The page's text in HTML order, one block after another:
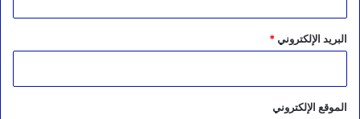
البريد الإلكتروني*
الموقع الإلكتروني